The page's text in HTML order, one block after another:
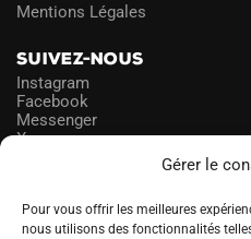
Gérer le
Pour vous offrir les meilleures
nous utilisons des fonctionnalités
Mentions Légales
SUIVEZ-NOUS
Instagram
Facebook
Messenger
X